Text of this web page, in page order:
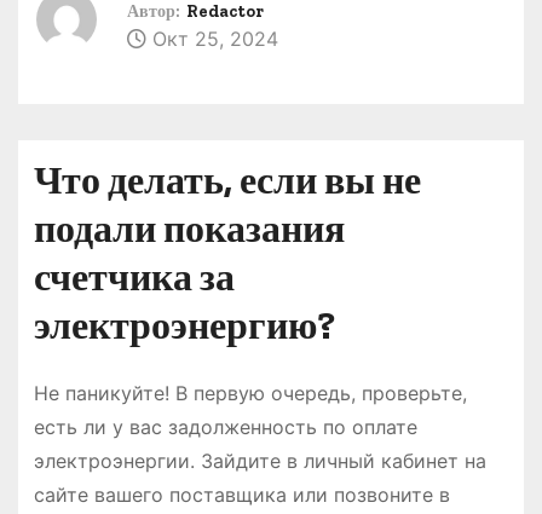
Автор: Redactor
Окт 25, 2024
Что делать, если вы не
подали показания
счетчика за
электроэнергию?
Не паникуйте! В первую очередь, проверьте,
есть ли у вас задолженность по оплате
электроэнергии. Зайдите в личный кабинет на
сайте вашего поставщика или позвоните в